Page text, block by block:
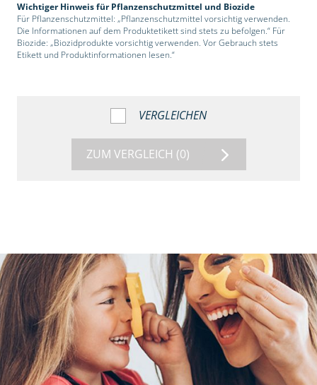
Wichtiger Hinweis für Pflanzenschutzmittel und Biozide
Für Pflanzenschutzmittel: „Pflanzenschutzmittel vorsichtig verwenden.
Die Informationen auf dem Produktetikett sind stets zu befolgen.“ Für
Biozide: „Biozidprodukte vorsichtig verwenden. Vor Gebrauch stets
Etikett und Produktinformationen lesen.“
VERGLEICHEN
ZUM VERGLEICH (0)